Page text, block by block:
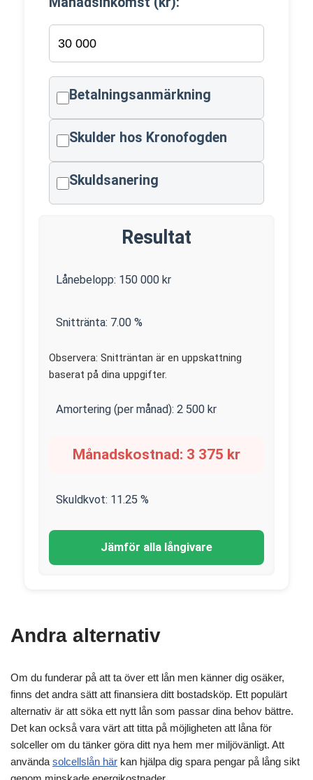
Betalningsanmärkning
Skulder hos Kronofogden
Skuldsanering
Resultat
Lånebelopp: 150 000 kr
Snittränta: 7.00 %
Observera: Snitträntan är en uppskattning
baserat på dina uppgifter.
Amortering (per månad): 2 500 kr
Månadskostnad: 3 375 kr
Skuldkvot: 11.25 %
Jämför alla långivare
Andra alternativ
Om du funderar på att ta över ett lån men känner dig osäker,
finns det andra sätt att finansiera ditt bostadsköp. Ett populärt
alternativ är att söka ett nytt lån som passar dina behov bättre.
Det kan också vara värt att titta på möjligheten att låna för
solceller om du tänker göra ditt nya hem mer miljövänligt. Att
använda solcellslån här kan hjälpa dig spara pengar på lång sikt